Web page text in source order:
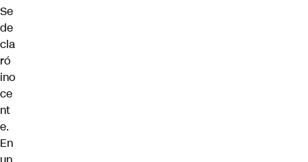
Se
de
cla
ró
ino
ce
nt
e.
En